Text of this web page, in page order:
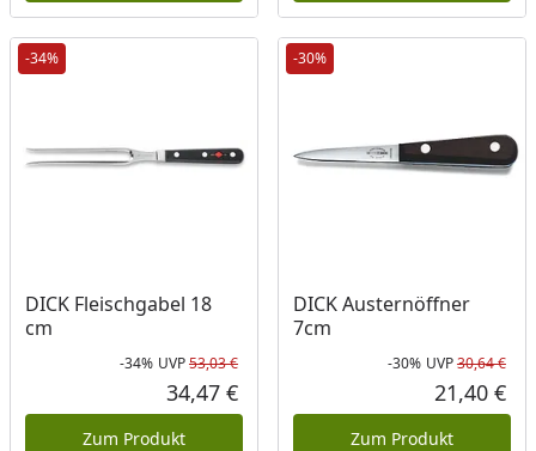
-34%
DICK Fleischgabel 18
cm
Rabatt in Prozent
-34%
Ursprünglicher Preis
UVP53,03 €
Aktueller Preis
34,47 €
Zum Produkt
-30%
DICK Austernöffner
7cm
-30% UVP30,64 €
21,40 €
Zum Produkt